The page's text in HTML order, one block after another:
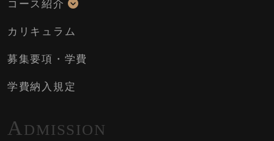
コース紹介
カリキュラム
募集要項・学費
学費納入規定
A DMISSION